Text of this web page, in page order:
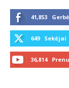
41,853
649 Sekėjai
36,814